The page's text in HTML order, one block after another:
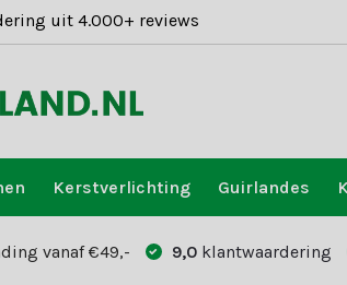
uit 4.000+ reviews
Kerstverlichting Guirlandes
vanaf €49,- 9,0 klantwaardering